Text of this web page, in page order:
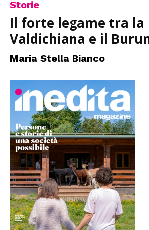
Storie
Il forte legame tra la
Valdichiana e il
Maria Stella Bianco